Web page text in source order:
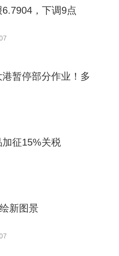
，下调9点
暂停部分作业！多
征15%关税
新图景